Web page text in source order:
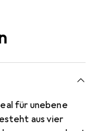
für unebene
aus vier